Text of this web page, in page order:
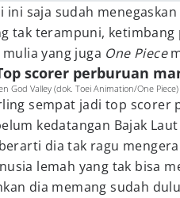
ini saja sudah
tak terampuni,
mulia yang juga One Piece
scorer perburuan
God Valley (dok. Toei Animation/One Piece)
sempat jadi top scorer
kedatangan Bajak
dia tak ragu
lemah yang tak bisa
dia memang sudah